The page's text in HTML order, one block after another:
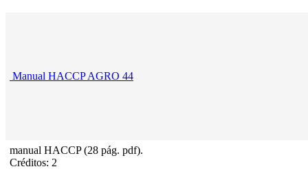
Manual HACCP AGRO 44
manual HACCP (28 pág. pdf).
Créditos: 2